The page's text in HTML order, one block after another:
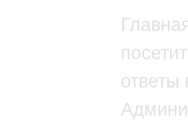
ответы